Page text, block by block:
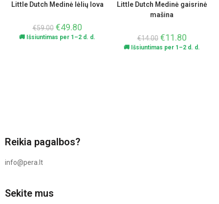
Little Dutch Medinė lėlių lova
€59.00 €49.80
🚚 Išsiuntimas per 1–2 d. d.
Little Dutch Medinė gaisrinė
mašina
€14.00 €11.80
🚚 Išsiuntimas per 1–2 d. d.
Reikia pagalbos?
info@pera.lt
Sekite mus